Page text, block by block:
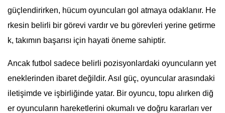
güçlendirirken, hücum oyuncuları gol atmaya odaklanır. He
rkesin belirli bir görevi vardır ve bu görevleri yerine getirme
k, takımın başarısı için hayati öneme sahiptir.
Ancak futbol sadece belirli pozisyonlardaki oyuncuların yet
eneklerinden ibaret değildir. Asıl güç, oyuncular arasındaki
iletişimde ve işbirliğinde yatar. Bir oyuncu, topu alırken diğ
er oyuncuların hareketlerini okumalı ve doğru kararları ver